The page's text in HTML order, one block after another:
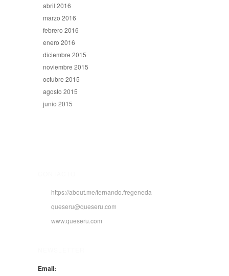
abril 2016
marzo 2016
febrero 2016
enero 2016
diciembre 2015
noviembre 2015
octubre 2015
agosto 2015
junio 2015
https://about.me/fernando.fregeneda
queseru@queseru.com
www.queseru.com
Email: